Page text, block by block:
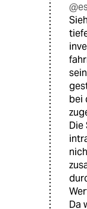
bei
Die
Da